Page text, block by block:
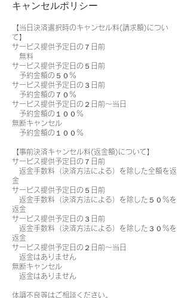
キャンセルポリシー
【当日決済選択時のキャンセル料(請求額)につい
て】
サービス提供予定日の７日前
無料
サービス提供予定日の５日前
予約金額の５０％
サービス提供予定日の３日前
予約金額の７０％
サービス提供予定日の２日前〜当日
予約金額の１００％
無断キャンセル
予約金額の１００％
【事前決済キャンセル料(返金額)について】
サービス提供予定日の７日前
返金手数料（決済方法による）を除した全額を返
金
サービス提供予定日の５日前
返金手数料（決済方法による）を除した５０％を
返金
サービス提供予定日の３日前
返金手数料（決済方法による）を除した３０％を
返金
サービス提供予定日の２日前〜当日
返金はありません
無断キャンセル
返金はありません
体調不良等はご相談ください。